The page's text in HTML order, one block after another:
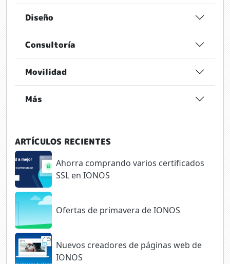
Diseño
Consultoría
Movilidad
Más
ARTÍCULOS RECIENTES
Ahorra comprando varios certificados
SSL en IONOS
Ofertas de primavera de IONOS
Nuevos creadores de páginas web de
IONOS